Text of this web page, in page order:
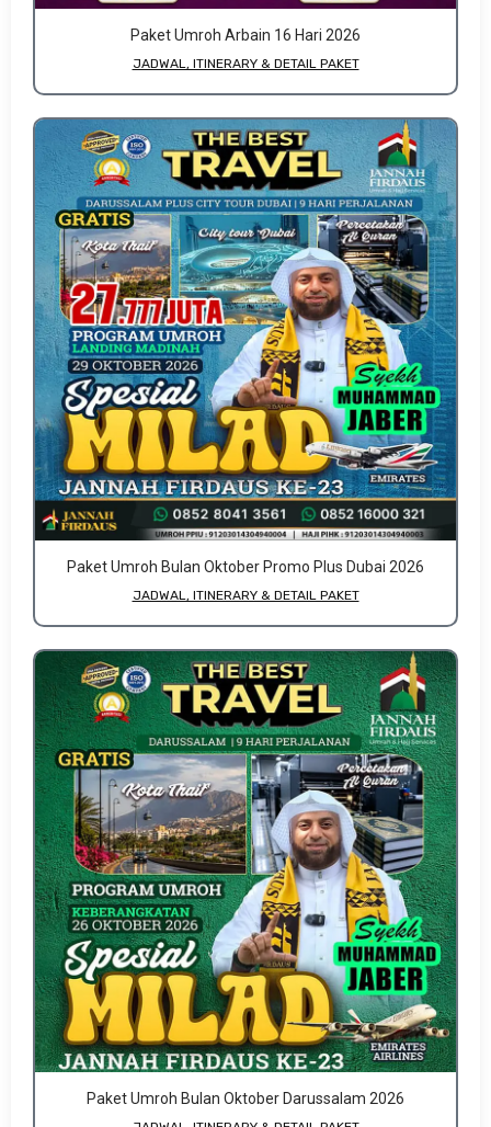
Paket Umroh Arbain 16 Hari 2026
JADWAL, ITINERARY & DETAIL PAKET
Paket Umroh Bulan Oktober Promo Plus Dubai 2026
JADWAL, ITINERARY & DETAIL PAKET
Paket Umroh Bulan Oktober Darussalam 2026